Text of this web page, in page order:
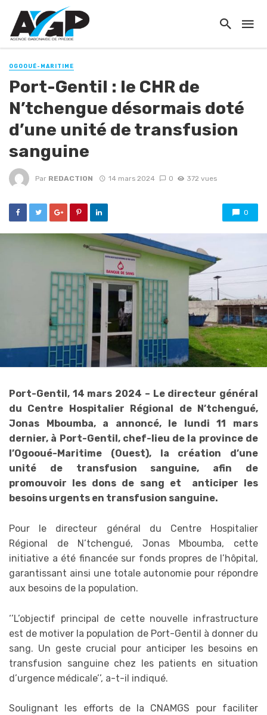
OGOOUÉ-MARITIME
Port-Gentil : le CHR de
N’tchengue désormais doté
d’une unité de transfusion
sanguine
Par REDACTION 14 mars 2024 0 372 vues
0
Port-Gentil, 14 mars 2024 – Le directeur général
du Centre Hospitalier Régional de N’tchengué,
Jonas Mboumba, a annoncé, le lundi 11 mars
dernier, à Port-Gentil, chef-lieu de la province de
l’Ogooué-Maritime (Ouest), la création d’une
unité de transfusion sanguine, afin de
promouvoir les dons de sang et anticiper les
besoins urgents en transfusion sanguine.
Pour le directeur général du Centre Hospitalier
Régional de N’tchengué, Jonas Mboumba, cette
initiative a été financée sur fonds propres de l’hôpital,
garantissant ainsi une totale autonomie pour répondre
aux besoins de la population.
‘’L’objectif principal de cette nouvelle infrastructure
est de motiver la population de Port-Gentil à donner du
sang. Un geste crucial pour anticiper les besoins en
transfusion sanguine chez les patients en situation
d’urgence médicale’’, a-t-il indiqué.
Soulignant les efforts de la CNAMGS pour faciliter